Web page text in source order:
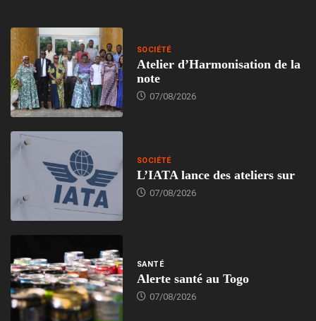
SOCIÉTÉ
Atelier d’Harmonisation de la
note
07/08/2026
SOCIÉTÉ
L’IATA lance des ateliers sur
07/08/2026
SANTÉ
Alerte santé au Togo
07/08/2026